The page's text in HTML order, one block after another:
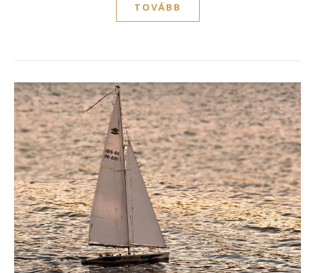
TOVÁBB